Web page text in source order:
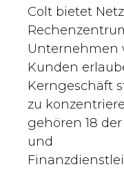
Colt bietet
Unternehmen
Kunden
Kerngeschäft
zu
gehören 18
und